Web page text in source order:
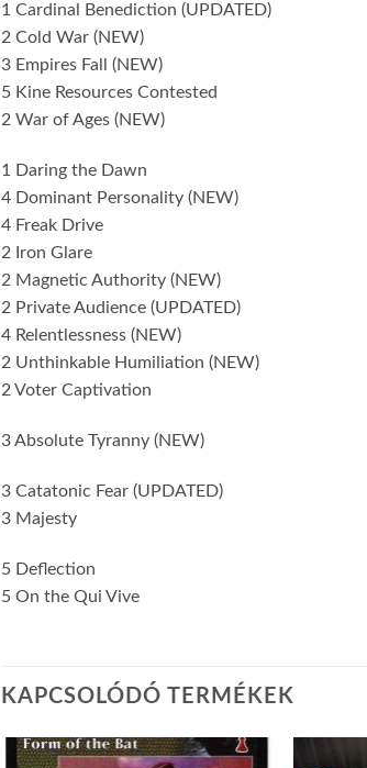
1 Cardinal Benediction (UPDATED)
2 Cold War (NEW)
3 Empires Fall (NEW)
5 Kine Resources Contested
2 War of Ages (NEW)
1 Daring the Dawn
4 Dominant Personality (NEW)
4 Freak Drive
2 Iron Glare
2 Magnetic Authority (NEW)
2 Private Audience (UPDATED)
4 Relentlessness (NEW)
2 Unthinkable Humiliation (NEW)
2 Voter Captivation
3 Absolute Tyranny (NEW)
3 Catatonic Fear (UPDATED)
3 Majesty
5 Deflection
5 On the Qui Vive
KAPCSOLÓDÓ TERMÉKEK